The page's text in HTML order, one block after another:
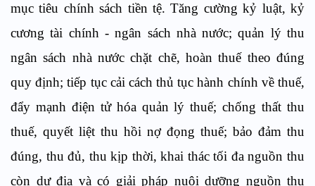
mục tiêu chính sách tiền tệ. Tăng cường kỷ luật, kỷ
cương tài chính - ngân sách nhà nước; quản lý thu
ngân sách nhà nước chặt chẽ, hoàn thuế theo đúng
quy định; tiếp tục cải cách thủ tục hành chính về thuế,
đẩy mạnh điện tử hóa quản lý thuế; chống thất thu
thuế, quyết liệt thu hồi nợ đọng thuế; bảo đảm thu
đúng, thu đủ, thu kịp thời, khai thác tối đa nguồn thu
còn dư địa và có giải pháp nuôi dưỡng nguồn thu